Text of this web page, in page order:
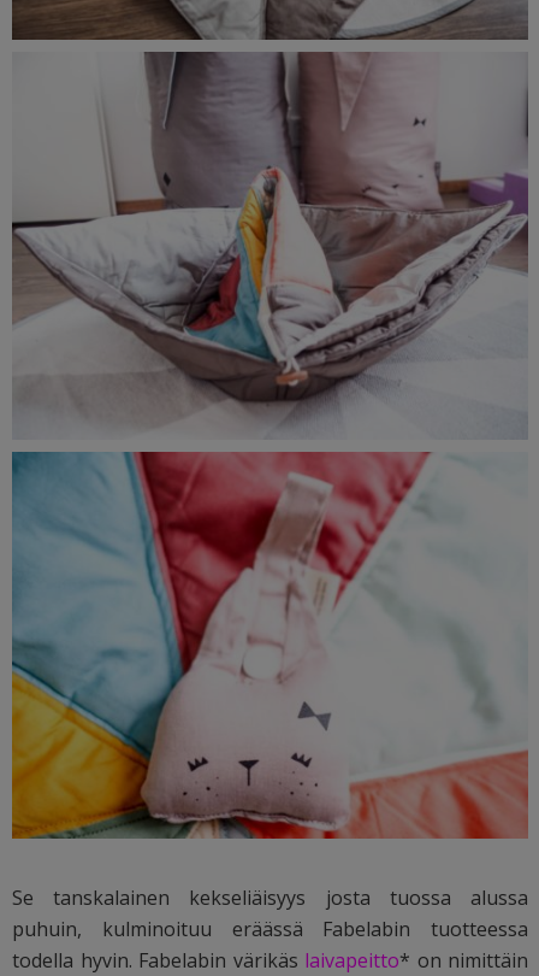
Se tanskalainen kekseliäisyys josta tuossa alussa
puhuin, kulminoituu eräässä Fabelabin tuotteessa
todella hyvin. Fabelabin värikäs laivapeitto* on nimittäin